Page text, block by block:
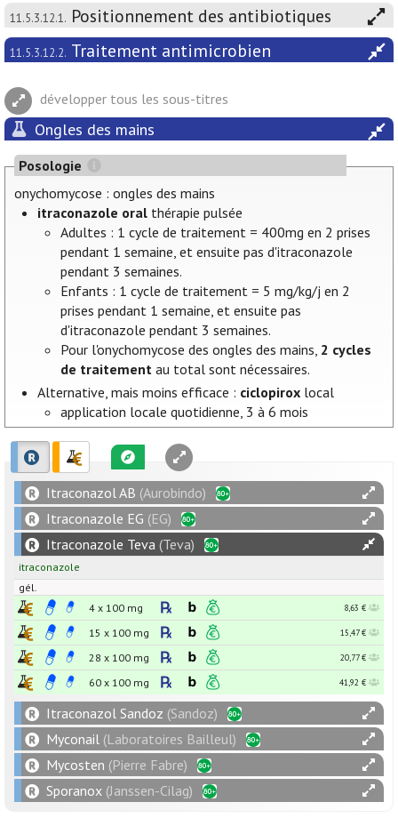
11.5.3.12.1. Positionnement des antibiotiques
11.5.3.12.2. Traitement antimicrobien
développer tous les sous-titres
Ongles des mains
Posologie
onychomycose : ongles des mains
itraconazole oral thérapie pulsée
Adultes : 1 cycle de traitement = 400mg en 2 prises
pendant 1 semaine, et ensuite pas d'itraconazole
pendant 3 semaines.
Enfants : 1 cycle de traitement = 5 mg/kg/j en 2
prises pendant 1 semaine, et ensuite pas
d'itraconazole pendant 3 semaines.
Pour l'onychomycose des ongles des mains, 2 cycles
de traitementau total sont nécessaires.
Alternative, mais moins efficace : ciclopirox local
application locale quotidienne, 3 à 6 mois
Itraconazol AB (Aurobindo)
Itraconazole EG (EG)
Itraconazole Teva (Teva)
itraconazole
gél.
4 x 100 mg 8,63 €
15 x 100 mg 15,47 €
28 x 100 mg 20,77 €
60 x 100 mg 41,92 €
Itraconazol Sandoz (Sandoz)
Myconail (Laboratoires Bailleul)
Mycosten (Pierre Fabre)
Sporanox (Janssen-Cilag)